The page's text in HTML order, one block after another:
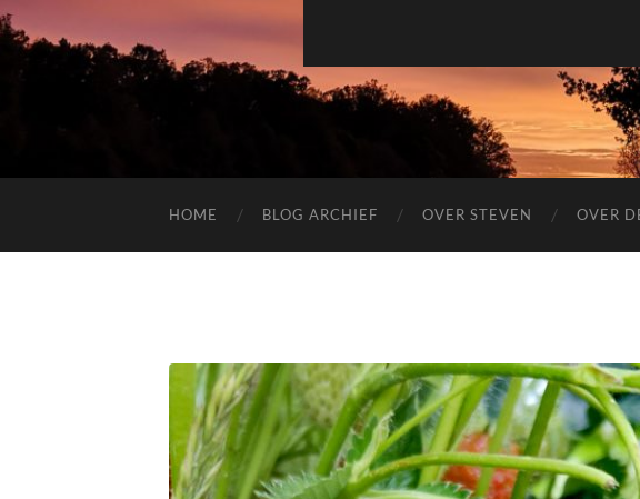
HOME BLOG ARCHIEF OVER STEVEN OVER